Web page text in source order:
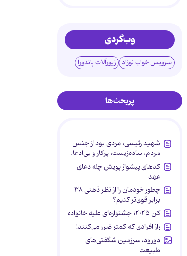
وب‌گردی
سرویس خواب نوزاد زیورآلات پاندورا
پربحث‌ها
شهید رئیسی، مردی بود از جنس
مردم، ساده‌زیست، پرکار و بی‌ادعا.
کدهای پیشواز پویش چله دعای
عهد
چطور خودمان را از نظر ذهنی ۳۸
برابر قوی‌تر کنیم؟
کن ۲۰۲۵؛ جشنواره‌ای علیه خانواده
راز افرادی که کمتر ضرر می‌کنند!
دورود، سرزمین شگفتی‌های
طبیعت